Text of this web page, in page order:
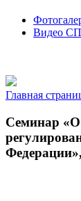
Видео
Главная
Семинар «О